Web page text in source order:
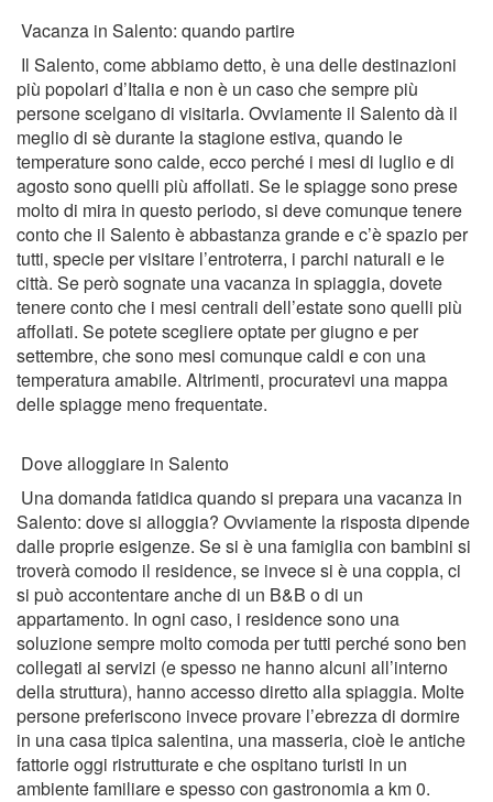
Vacanza in Salento: quando partire
Il Salento, come abbiamo detto, è una delle destinazioni
più popolari d’Italia e non è un caso che sempre più
persone scelgano di visitarla. Ovviamente il Salento dà il
meglio di sè durante la stagione estiva, quando le
temperature sono calde, ecco perché i mesi di luglio e di
agosto sono quelli più affollati. Se le spiagge sono prese
molto di mira in questo periodo, si deve comunque tenere
conto che il Salento è abbastanza grande e c’è spazio per
tutti, specie per visitare l’entroterra, i parchi naturali e le
città. Se però sognate una vacanza in spiaggia, dovete
tenere conto che i mesi centrali dell’estate sono quelli più
affollati. Se potete scegliere optate per giugno e per
settembre, che sono mesi comunque caldi e con una
temperatura amabile. Altrimenti, procuratevi una mappa
delle spiagge meno frequentate.
Dove alloggiare in Salento
Una domanda fatidica quando si prepara una vacanza in
Salento: dove si alloggia? Ovviamente la risposta dipende
dalle proprie esigenze. Se si è una famiglia con bambini si
troverà comodo il residence, se invece si è una coppia, ci
si può accontentare anche di un B&B o di un
appartamento. In ogni caso, i residence sono una
soluzione sempre molto comoda per tutti perché sono ben
collegati ai servizi (e spesso ne hanno alcuni all’interno
della struttura), hanno accesso diretto alla spiaggia. Molte
persone preferiscono invece provare l’ebrezza di dormire
in una casa tipica salentina, una masseria, cioè le antiche
fattorie oggi ristrutturate e che ospitano turisti in un
ambiente familiare e spesso con gastronomia a km 0.